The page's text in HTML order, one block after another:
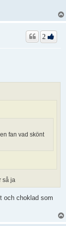
2
fan vad skönt
så ja
och choklad som